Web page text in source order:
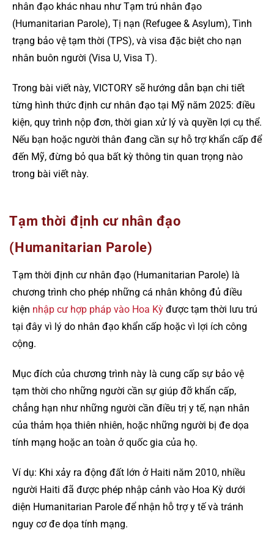
nhân đạo khác nhau như Tạm trú nhân đạo
(Humanitarian Parole), Tị nạn (Refugee & Asylum), Tình
trạng bảo vệ tạm thời (TPS), và visa đặc biệt cho nạn
nhân buôn người (Visa U, Visa T).
Trong bài viết này, VICTORY sẽ hướng dẫn bạn chi tiết
từng hình thức định cư nhân đạo tại Mỹ năm 2025: điều
kiện, quy trình nộp đơn, thời gian xử lý và quyền lợi cụ thể.
Nếu bạn hoặc người thân đang cần sự hỗ trợ khẩn cấp để
đến Mỹ, đừng bỏ qua bất kỳ thông tin quan trọng nào
trong bài viết này.
Tạm thời định cư nhân đạo
(Humanitarian Parole)
Tạm thời định cư nhân đạo (Humanitarian Parole) là
chương trình cho phép những cá nhân không đủ điều
kiện nhập cư hợp pháp vào Hoa Kỳ được tạm thời lưu trú
tại đây vì lý do nhân đạo khẩn cấp hoặc vì lợi ích công
cộng.
Mục đích của chương trình này là cung cấp sự bảo vệ
tạm thời cho những người cần sự giúp đỡ khẩn cấp,
chẳng hạn như những người cần điều trị y tế, nạn nhân
của thảm họa thiên nhiên, hoặc những người bị đe dọa
tính mạng hoặc an toàn ở quốc gia của họ.
Ví dụ: Khi xảy ra động đất lớn ở Haiti năm 2010, nhiều
người Haiti đã được phép nhập cảnh vào Hoa Kỳ dưới
diện Humanitarian Parole để nhận hỗ trợ y tế và tránh
nguy cơ đe dọa tính mạng.